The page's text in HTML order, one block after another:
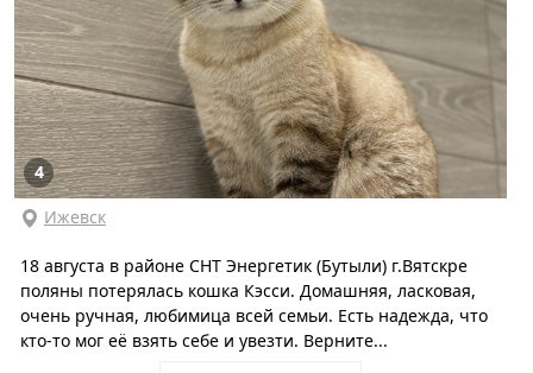
4
Ижевск
18 августа в районе СНТ Энергетик (Бутыли) г.Вятскре
поляны потерялась кошка Кэсси. Домашняя, ласковая,
очень ручная, любимица всей семьи. Есть надежда, что
кто-то мог её взять себе и увезти. Верните...